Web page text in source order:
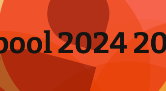
2024